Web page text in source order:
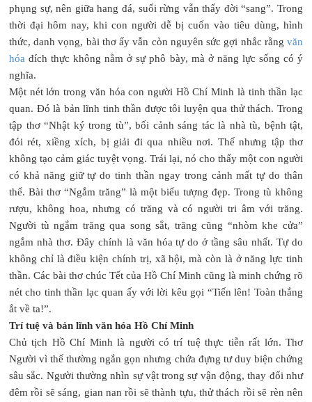
phụng sự, nên giữa hang đá, suối rừng vẫn thấy đời “sang”. Trong
thời đại hôm nay, khi con người dễ bị cuốn vào tiêu dùng, hình
thức, danh vọng, bài thơ ấy vẫn còn nguyên sức gợi nhắc rằng văn
hóa đích thực không nằm ở sự phô bày, mà ở năng lực sống có ý
nghĩa.
Một nét lớn trong văn hóa con người Hồ Chí Minh là tinh thần lạc
quan. Đó là bản lĩnh tinh thần được tôi luyện qua thử thách. Trong
tập thơ “Nhật ký trong tù”, bối cảnh sáng tác là nhà tù, bệnh tật,
đói rét, xiềng xích, bị giải đi qua nhiều nơi. Thế nhưng tập thơ
không tạo cảm giác tuyệt vọng. Trái lại, nó cho thấy một con người
có khả năng giữ tự do tinh thần ngay trong cảnh mất tự do thân
thể. Bài thơ “Ngắm trăng” là một biểu tượng đẹp. Trong tù không
rượu, không hoa, nhưng có trăng và có người tri âm với trăng.
Người tù ngắm trăng qua song sắt, trăng cũng “nhòm khe cửa”
ngắm nhà thơ. Đây chính là văn hóa tự do ở tầng sâu nhất. Tự do
không chỉ là điều kiện chính trị, xã hội, mà còn là ở năng lực tinh
thần. Các bài thơ chúc Tết của Hồ Chí Minh cũng là minh chứng rõ
nét cho tinh thần lạc quan ấy với lời kêu gọi “Tiến lên! Toàn thắng
ắt về ta!”.
Trí tuệ và bản lĩnh văn hóa Hồ Chí Minh
Chủ tịch Hồ Chí Minh là người có trí tuệ thực tiễn rất lớn. Thơ
Người vì thế thường ngắn gọn nhưng chứa đựng tư duy biện chứng
sâu sắc. Người thường nhìn sự vật trong sự vận động, thay đổi như
đêm rồi sẽ sáng, gian nan rồi sẽ thành tựu, thử thách rồi sẽ rèn nên